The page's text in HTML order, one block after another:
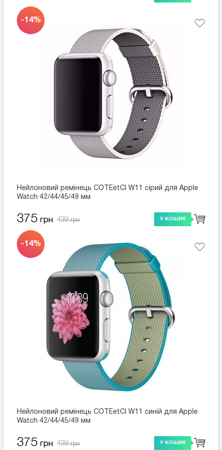
-14%
Нейлоновий ремінець COTEetCI W11 сірий для Apple
Watch 42/44/45/49 мм
375 грн 439грн У КОШИК
-14%
Нейлоновий ремінець COTEetCI W11 синій для Apple
Watch 42/44/45/49 мм
375 грн 439грн У КОШИК